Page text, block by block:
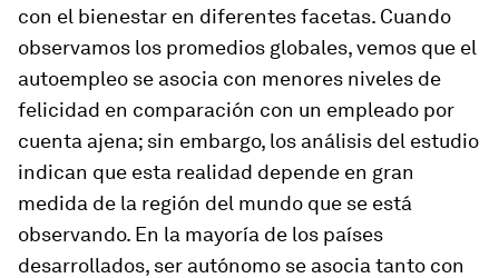
con el bienestar en diferentes facetas. Cuando
observamos los promedios globales, vemos que el
autoempleo se asocia con menores niveles de
felicidad en comparación con un empleado por
cuenta ajena; sin embargo, los análisis del estudio
indican que esta realidad depende en gran
medida de la región del mundo que se está
observando. En la mayoría de los países
desarrollados, ser autónomo se asocia tanto con